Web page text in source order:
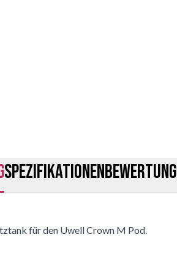
Spezifikationen
für den Uwell Crown M Pod.